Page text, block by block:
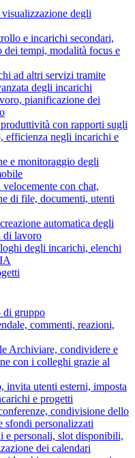
degli
e incarichi secondari,
tempi, modalità focus e
ad altri servizi tramite
degli incarichi
pianificazione dei
con rapporti sugli
efficienza negli incarichi e
e monitoraggio degli
con chat,
di file, documenti, utenti
automatica degli
di lavoro
degli incarichi, elenchi
di gruppo
commenti, reazioni,
Archiviare, condividere e
con i colleghi grazie al
invita utenti esterni, imposta
e progetti
condivisione dello
sfondi personalizzati
e personali, slot disponibili,
dei calendari